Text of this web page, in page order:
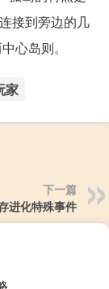
接到旁边的几
心岛则。
家
下一篇
进化特殊事件